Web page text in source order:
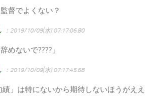
督でよくない？
：2019/10/09(水) 07:17:06.80
めないで????」
：2019/10/09(水) 07:17:45.68
績」は特にないから期待しないほうがええ